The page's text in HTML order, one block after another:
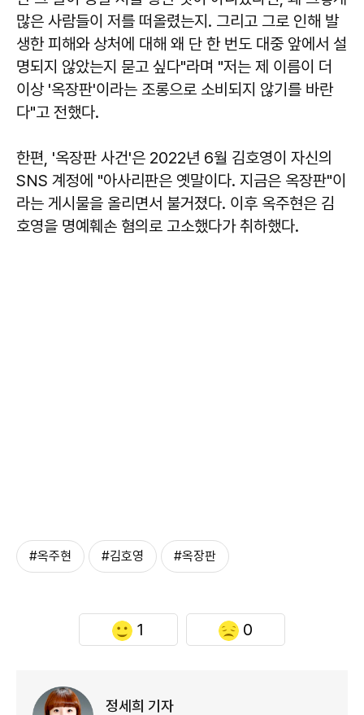
많은 사람들이 저를 떠올렸는지. 그리고 그로 인해 발
생한 피해와 상처에 대해 왜 단 한 번도 대중 앞에서 설
명되지 않았는지 묻고 싶다"라며 "저는 제 이름이 더
이상 '옥장판'이라는 조롱으로 소비되지 않기를 바란
다"고 전했다.
한편, '옥장판 사건'은 2022년 6월 김호영이 자신의
SNS 계정에 "아사리판은 옛말이다. 지금은 옥장판"이
라는 게시물을 올리면서 불거졌다. 이후 옥주현은 김
호영을 명예훼손 혐의로 고소했다가 취하했다.
#옥주현 #김호영 #옥장판
1 0
정세희 기자